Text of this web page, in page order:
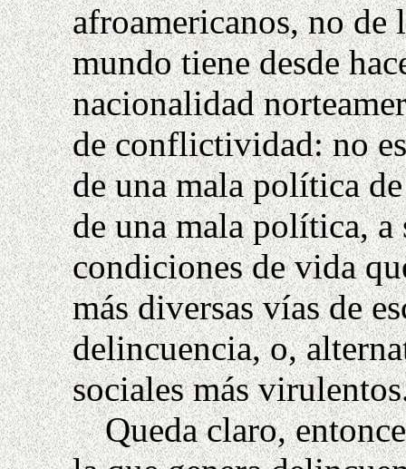
afroamericanos, no
mundo tiene desde
nacionalidad
de conflictividad: no
de una mala política
de una mala política, a
condiciones de vida
más diversas vías de
delincuencia, o,
sociales más
Queda claro,